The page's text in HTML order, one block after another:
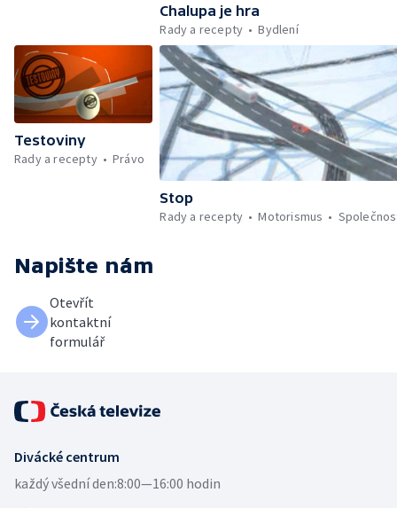
Chalupa je hra
Rady a recepty
Bydlení
Testoviny
Rady a recepty
Právo
Stop
Rady a recepty
Motorismus
Napište nám
Otevřít
kontaktní
formulář
Divácké centrum
každý všední den:8:00—16:00 hodin